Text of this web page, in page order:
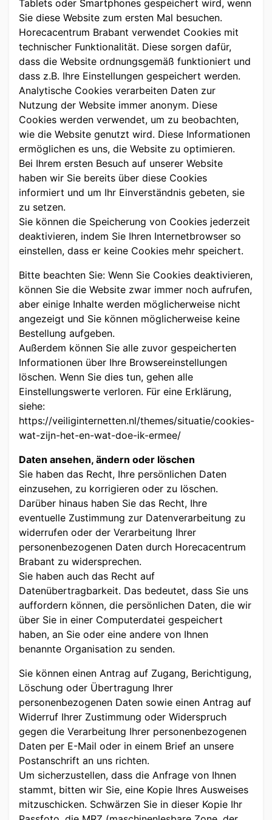
Tablets oder Smartphones gespeichert wird, wenn
Sie diese Website zum ersten Mal besuchen.
Horecacentrum Brabant verwendet Cookies mit
technischer Funktionalität. Diese sorgen dafür,
dass die Website ordnungsgemäß funktioniert und
dass z.B. Ihre Einstellungen gespeichert werden.
Analytische Cookies verarbeiten Daten zur
Nutzung der Website immer anonym. Diese
Cookies werden verwendet, um zu beobachten,
wie die Website genutzt wird. Diese Informationen
ermöglichen es uns, die Website zu optimieren.
Bei Ihrem ersten Besuch auf unserer Website
haben wir Sie bereits über diese Cookies
informiert und um Ihr Einverständnis gebeten, sie
zu setzen.
Sie können die Speicherung von Cookies jederzeit
deaktivieren, indem Sie Ihren Internetbrowser so
einstellen, dass er keine Cookies mehr speichert.
Bitte beachten Sie: Wenn Sie Cookies deaktivieren,
können Sie die Website zwar immer noch aufrufen,
aber einige Inhalte werden möglicherweise nicht
angezeigt und Sie können möglicherweise keine
Bestellung aufgeben.
Außerdem können Sie alle zuvor gespeicherten
Informationen über Ihre Browsereinstellungen
löschen. Wenn Sie dies tun, gehen alle
Einstellungswerte verloren. Für eine Erklärung,
siehe:
https://veiliginternetten.nl/themes/situatie/cookies-
wat-zijn-het-en-wat-doe-ik-ermee/
Daten ansehen, ändern oder löschen
Sie haben das Recht, Ihre persönlichen Daten
einzusehen, zu korrigieren oder zu löschen.
Darüber hinaus haben Sie das Recht, Ihre
eventuelle Zustimmung zur Datenverarbeitung zu
widerrufen oder der Verarbeitung Ihrer
personenbezogenen Daten durch Horecacentrum
Brabant zu widersprechen.
Sie haben auch das Recht auf
Datenübertragbarkeit. Das bedeutet, dass Sie uns
auffordern können, die persönlichen Daten, die wir
über Sie in einer Computerdatei gespeichert
haben, an Sie oder eine andere von Ihnen
benannte Organisation zu senden.
Sie können einen Antrag auf Zugang, Berichtigung,
Löschung oder Übertragung Ihrer
personenbezogenen Daten sowie einen Antrag auf
Widerruf Ihrer Zustimmung oder Widerspruch
gegen die Verarbeitung Ihrer personenbezogenen
Daten per E-Mail oder in einem Brief an unsere
Postanschrift an uns richten.
Um sicherzustellen, dass die Anfrage von Ihnen
stammt, bitten wir Sie, eine Kopie Ihres Ausweises
mitzuschicken. Schwärzen Sie in dieser Kopie Ihr